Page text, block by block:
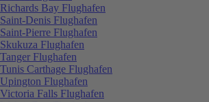
Richards Bay Flughafen
Saint-Denis Flughafen
Saint-Pierre Flughafen
Skukuza Flughafen
Tanger Flughafen
Tunis Carthage Flughafen
Upington Flughafen
Victoria Falls Flughafen